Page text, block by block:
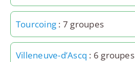
Tourcoing : 7 groupes
Villeneuve-d’Ascq : 6 groupes